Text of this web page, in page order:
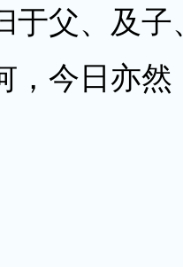
于父、及子
，今日亦